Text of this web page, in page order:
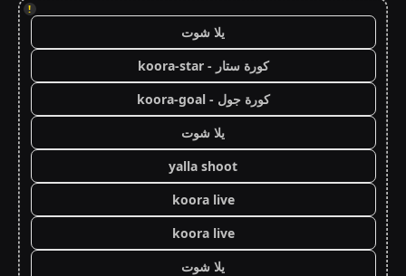
!
يلا شوت
كورة ستار - koora-star
كورة جول - koora-goal
يلا شوت
yalla shoot
koora live
koora live
يلا شوت